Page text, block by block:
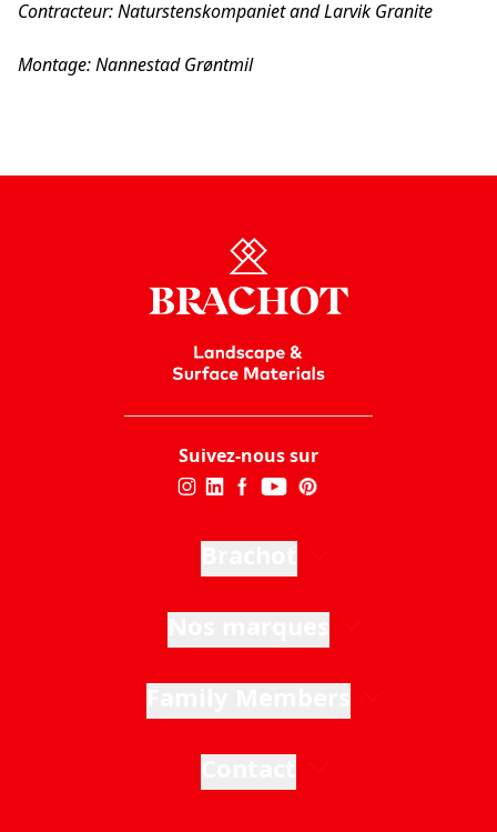
Contracteur: Naturstenskompaniet and Larvik Granite
Montage: Nannestad Grøntmil
Suivez-nous sur